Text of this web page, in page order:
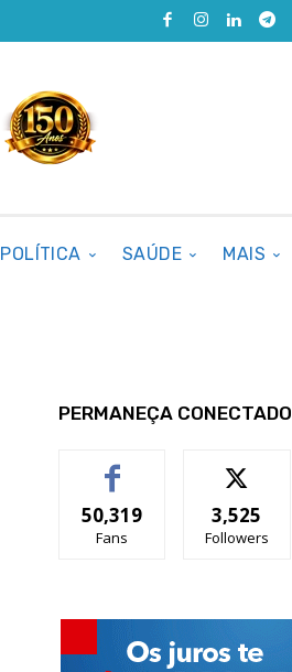
POLÍTICA SAÚDE MAIS
PERMANEÇA CONECTADO
50,319
Fans
3,525
Followers